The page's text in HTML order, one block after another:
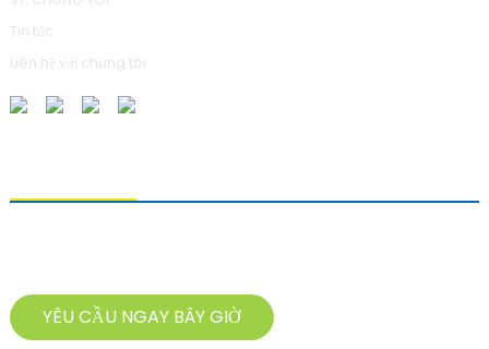
Tin tức
Liên hệ với chúng tôi
YÊU CẦU NGAY BÂY GIỜ